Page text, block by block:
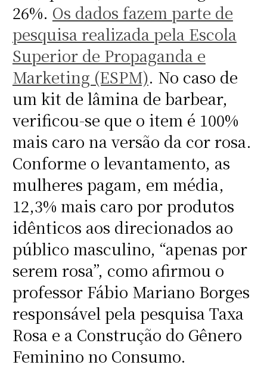
26%. Os dados fazem parte de
pesquisa realizada pela Escola
Superior de Propaganda e
Marketing (ESPM). No caso de
um kit de lâmina de barbear,
verificou-se que o item é 100%
mais caro na versão da cor rosa.
Conforme o levantamento, as
mulheres pagam, em média,
12,3% mais caro por produtos
idênticos aos direcionados ao
público masculino, “apenas por
serem rosa”, como afirmou o
professor Fábio Mariano Borges
responsável pela pesquisa Taxa
Rosa e a Construção do Gênero
Feminino no Consumo.